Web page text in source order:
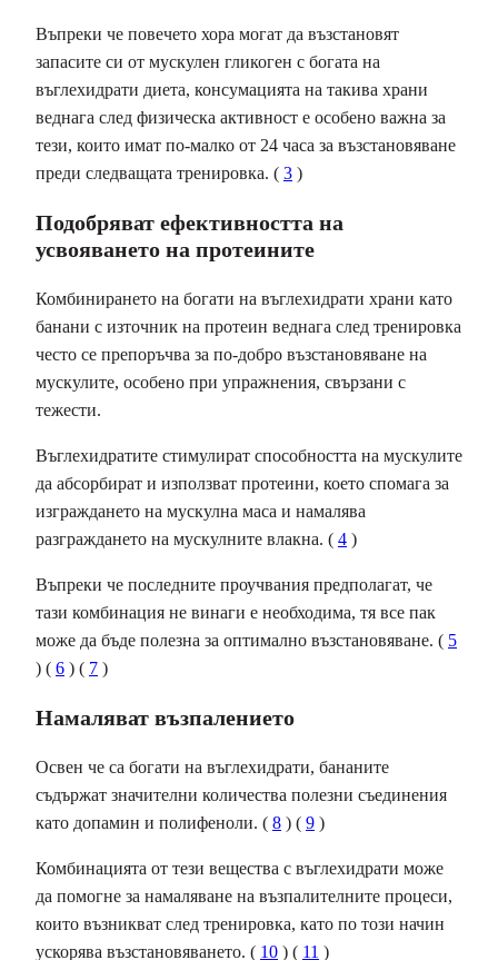
Въпреки че повечето хора могат да възстановят
запасите си от мускулен гликоген с богата на
въглехидрати диета, консумацията на такива храни
веднага след физическа активност е особено важна за
тези, които имат по-малко от 24 часа за възстановяване
преди следващата тренировка. ( 3 )
Подобряват ефективността на
усвояването на протеините
Комбинирането на богати на въглехидрати храни като
банани с източник на протеин веднага след тренировка
често се препоръчва за по-добро възстановяване на
мускулите, особено при упражнения, свързани с
тежести.
Въглехидратите стимулират способността на мускулите
да абсорбират и използват протеини, което спомага за
изграждането на мускулна маса и намалява
разграждането на мускулните влакна. ( 4 )
Въпреки че последните проучвания предполагат, че
тази комбинация не винаги е необходима, тя все пак
може да бъде полезна за оптимално възстановяване. ( 5
) ( 6 ) ( 7 )
Намаляват възпалението
Освен че са богати на въглехидрати, бананите
съдържат значителни количества полезни съединения
като допамин и полифеноли. ( 8 ) ( 9 )
Комбинацията от тези вещества с въглехидрати може
да помогне за намаляване на възпалителните процеси,
които възникват след тренировка, като по този начин
ускорява възстановяването. ( 10 ) ( 11 )